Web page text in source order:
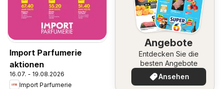
Import Parfumerie
aktionen
16.07. - 19.08.2026
Import Parfumerie
Angebote
Entdecken Sie die
besten Angebote
Ansehen